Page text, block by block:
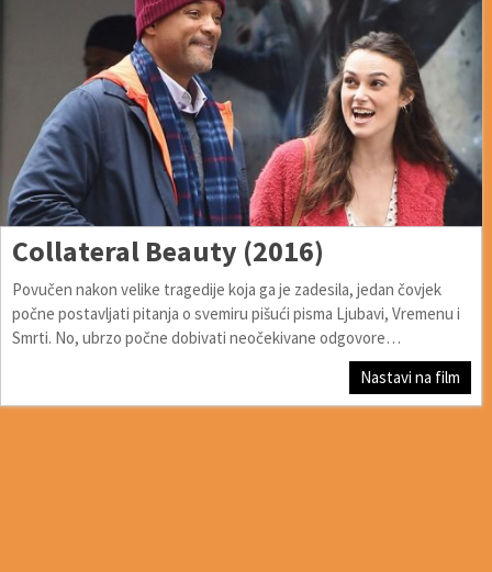
Collateral Beauty (2016)
Povučen nakon velike tragedije koja ga je zadesila, jedan čovjek
počne postavljati pitanja o svemiru pišući pisma Ljubavi, Vremenu i
Smrti. No, ubrzo počne dobivati neočekivane odgovore…
Nastavi na film